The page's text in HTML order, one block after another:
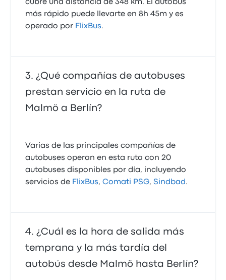
cubre una distancia de 348 km. El autobús
más rápido puede llevarte en 8h 45m y es
operado por FlixBus.
¿Qué compañías de autobuses
prestan servicio en la ruta de
Malmö a Berlín?
Varias de las principales compañías de
autobuses operan en esta ruta con 20
autobuses disponibles por día, incluyendo
servicios de FlixBus,Comati PSG,Sindbad .
¿Cuál es la hora de salida más
temprana y la más tardía del
autobús desde Malmö hasta Berlín?